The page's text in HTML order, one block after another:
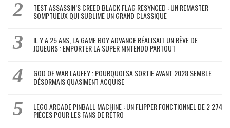
TEST ASSASSIN’S CREED BLACK FLAG RESYNCED : UN REMASTER
SOMPTUEUX QUI SUBLIME UN GRAND CLASSIQUE
IL Y A 25 ANS, LA GAME BOY ADVANCE RÉALISAIT UN RÊVE DE
JOUEURS : EMPORTER LA SUPER NINTENDO PARTOUT
GOD OF WAR LAUFEY : POURQUOI SA SORTIE AVANT 2028 SEMBLE
DÉSORMAIS QUASIMENT ACQUISE
LEGO ARCADE PINBALL MACHINE : UN FLIPPER FONCTIONNEL DE 2 274
PIÈCES POUR LES FANS DE RÉTRO